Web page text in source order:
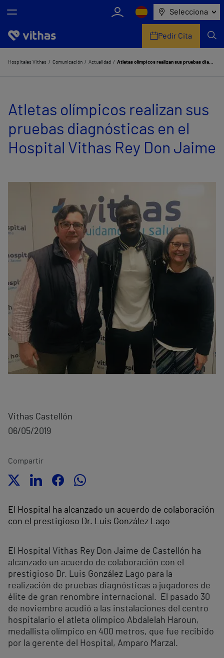
Selecciona
Nosotros
Servicios de salud
Equipo médico y asistencial
Información útil
Comunicación
Pedir Cita
Hospitales Vithas Comunicación Actualidad Atletas olímpicos realizan sus pruebas diagnósticas en el Hospital Vithas Rey Don Jaime
Atletas olímpicos realizan sus
pruebas diagnósticas en el
Hospital Vithas Rey Don Jaime
Vithas Castellón
06/05/2019
Compartir
El Hospital ha alcanzado un acuerdo de colaboración
con el prestigioso Dr. Luis González Lago
El Hospital Vithas Rey Don Jaime de Castellón ha
alcanzado un acuerdo de colaboración con el
prestigioso Dr. Luis González Lago para la
realización de pruebas diagnósticas a jugadores de
élite de gran renombre internacional. El pasado 30
de noviembre acudió a las instalaciones del centro
hospitalario el atleta olímpico Abdalelah Haroun,
medallista olímpico en 400 metros, que fue recibido
por la gerente del Hospital, Amparo Marzal.